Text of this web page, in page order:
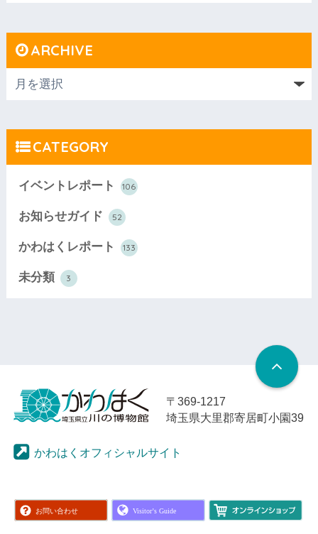
ARCHIVE
CATEGORY
イベントレポート 106
お知らせガイド 52
かわはくレポート 133
未分類 3
〒369-1217
埼玉県大里郡寄居町小園39
かわはくオフィシャルサイト